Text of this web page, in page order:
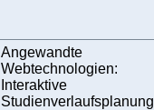
Angewandte
Webtechnologien:
Interaktive
Studienverlaufsplanung